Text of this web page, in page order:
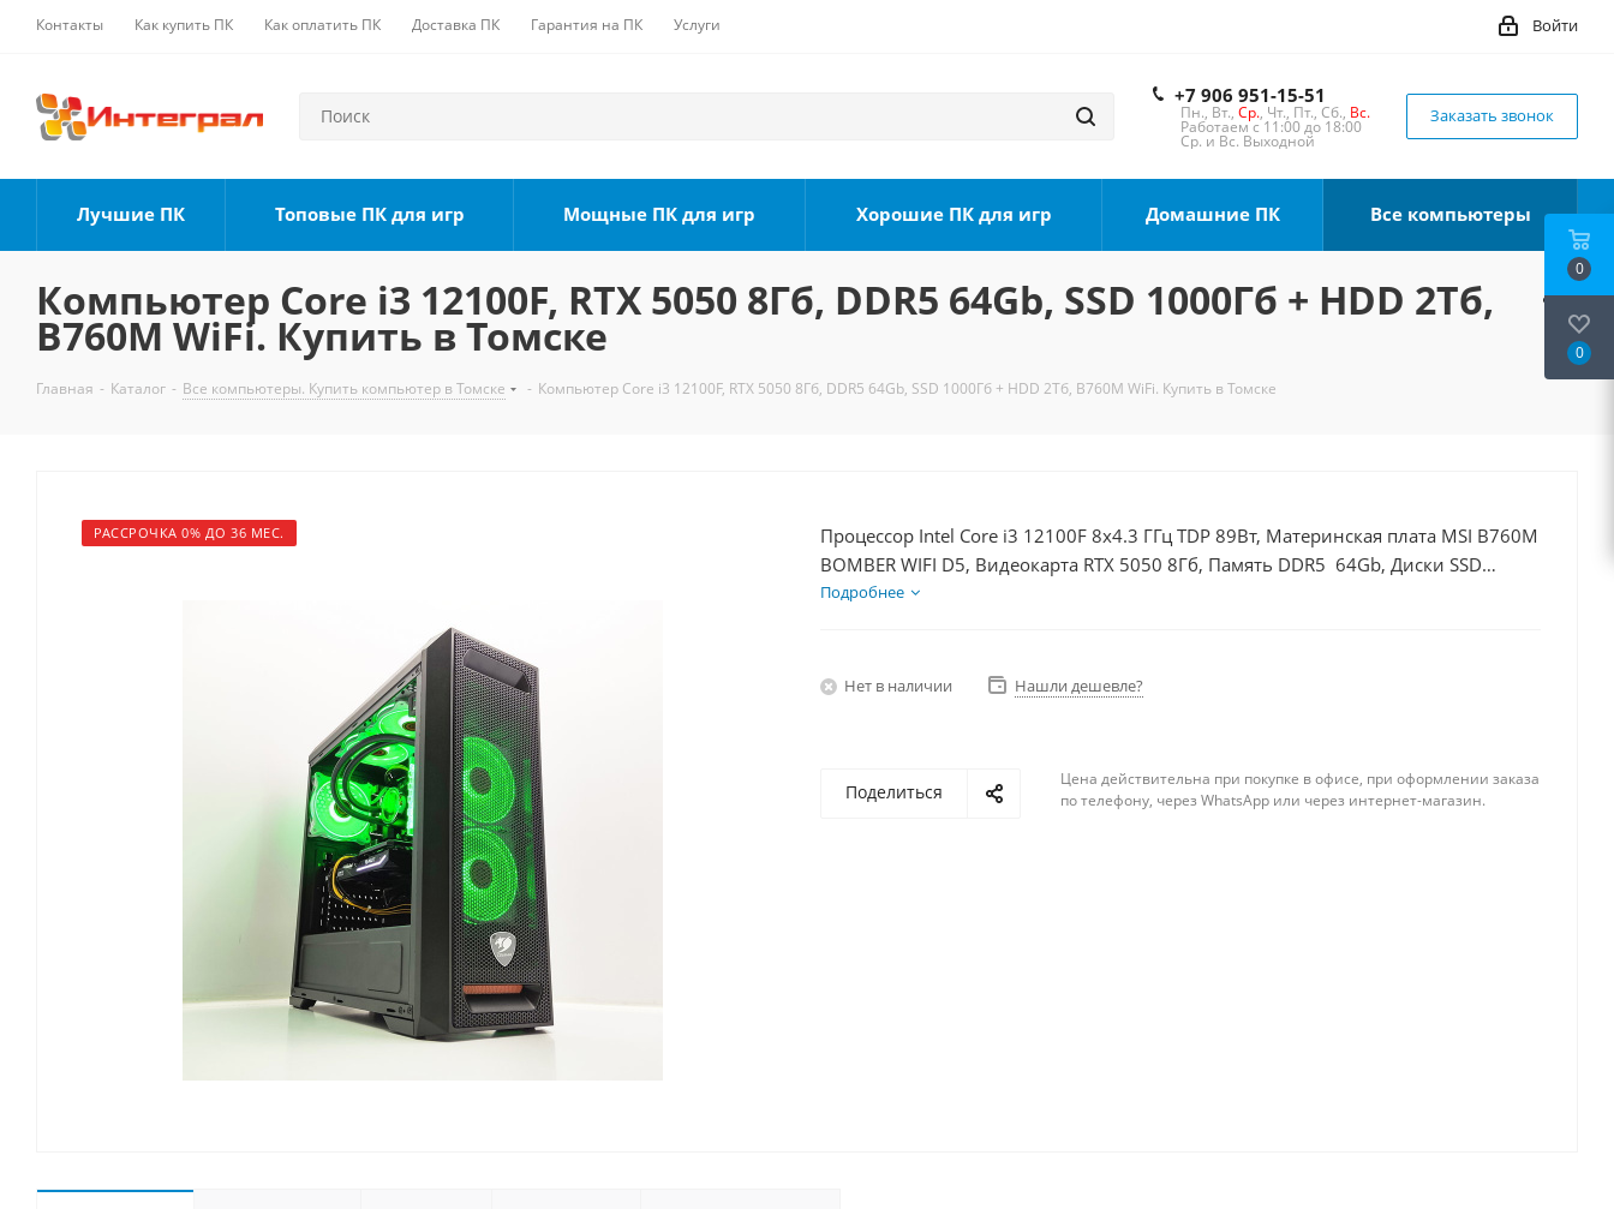
Контакты Как купить ПК Как оплатить ПК Доставка ПК Гарантия на ПК Услуги Войти
+7 906 951-15-51
Пн., Вт., Ср., Чт., Пт., Сб., Вс.
Работаем с 11:00 до 18:00
Ср. и Вс. Выходной
Заказать звонок
Лучшие ПК Топовые ПК для игр Мощные ПК для игр Хорошие ПК для игр Домашние ПК Все компьютеры
Компьютер Core i3 12100F, RTX 5050 8Гб, DDR5 64Gb, SSD 1000Гб + HDD 2Тб,
B760M WiFi. Купить в Томске
Главная - Каталог - Все компьютеры. Купить компьютер в Томске - Компьютер Core i3 12100F, RTX 5050 8Гб, DDR5 64Gb, SSD 1000Гб + HDD 2Тб, B760M WiFi. Купить в Томске
РАССРОЧКА 0% ДО 36 МЕС.
Процессор Intel Core i3 12100F 8x4.3 ГГц TDP 89Вт, Материнская плата MSI B760M
BOMBER WIFI D5, Видеокарта RTX 5050 8Гб, Память DDR5 64Gb, Диски SSD
1000Гб + HDD 2Тб, БП 600Вт
Подробнее
Нет в наличии Нашли дешевле?
Поделиться
Цена действительна при покупке в офисе, при оформлении заказа
по телефону, через WhatsApp или через интернет-магазин.
0
0